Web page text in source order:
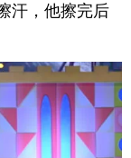
汗，他擦完后